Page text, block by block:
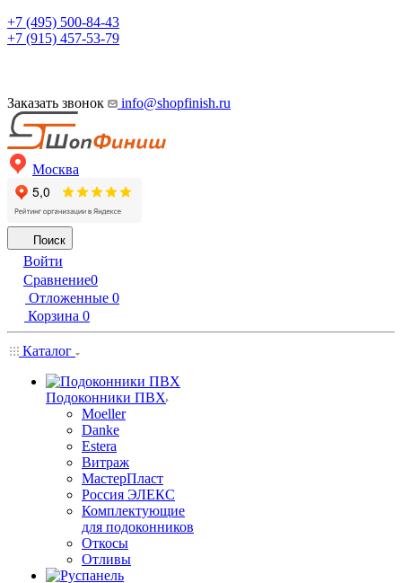
+7 (495) 500-84-43
+7 (915) 457-53-79
Заказать звонок info@shopfinish.ru
Москва
Поиск
Войти
Сравнение0
Отложенные 0
Корзина 0
Каталог
Подоконники ПВХ
Moeller
Danke
Estera
Витраж
МастерПласт
Россия ЭЛЕКС
Комплектующие
для подоконников
Откосы
Отливы